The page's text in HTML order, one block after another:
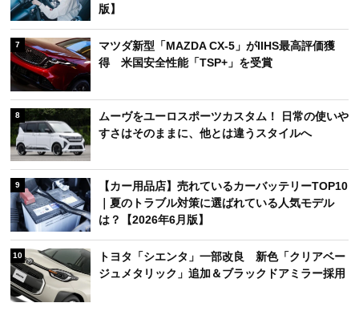
版】
7
マツダ新型「MAZDA CX-5」がIIHS最高評価獲
得 米国安全性能「TSP+」を受賞
8
ムーヴをユーロスポーツカスタム！ 日常の使いや
すさはそのままに、他とは違うスタイルへ
9
【カー用品店】売れているカーバッテリーTOP10
｜夏のトラブル対策に選ばれている人気モデル
は？【2026年6月版】
10
トヨタ「シエンタ」一部改良 新色「クリアベー
ジュメタリック」追加＆ブラックドアミラー採用